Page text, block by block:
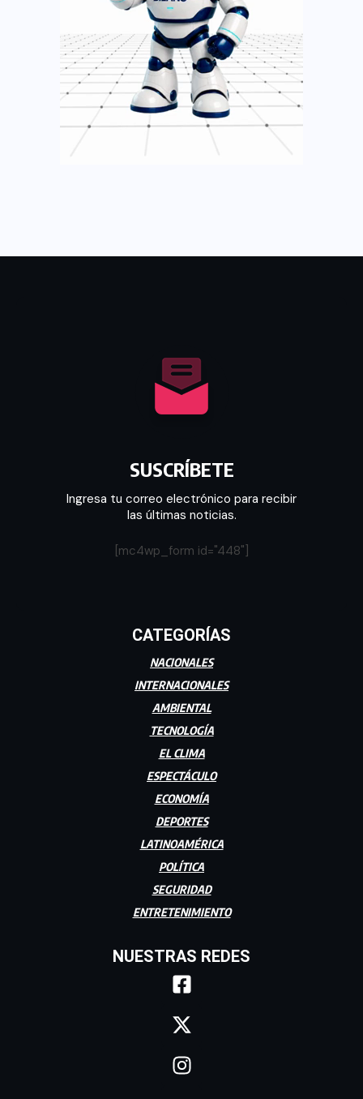
SUSCRÍBETE
Ingresa tu correo electrónico para recibir
las últimas noticias.
[mc4wp_form id="448"]
CATEGORÍAS
NACIONALES
INTERNACIONALES
AMBIENTAL
TECNOLOGÍA
EL CLIMA
ESPECTÁCULO
ECONOMÍA
DEPORTES
LATINOAMÉRICA
POLÍTICA
SEGURIDAD
ENTRETENIMIENTO
NUESTRAS REDES